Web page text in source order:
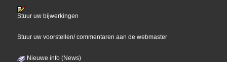
Stuur uw bijwerkingen
Stuur uw voorstellen/ commentaren aan de webmaster
Nieuwe info (News)